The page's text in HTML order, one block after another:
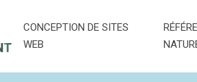
CONCEPTION DE SITES
WEB